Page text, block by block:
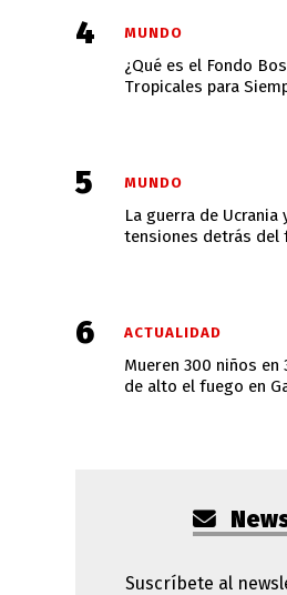
¿Qué es el Fondo
Tropicales para
MUNDO
La guerra de Ucrania
tensiones detrás del
MUNDO
Mueren 300 niños en
de alto el fuego en
ACTUALIDAD
Suscríbete al